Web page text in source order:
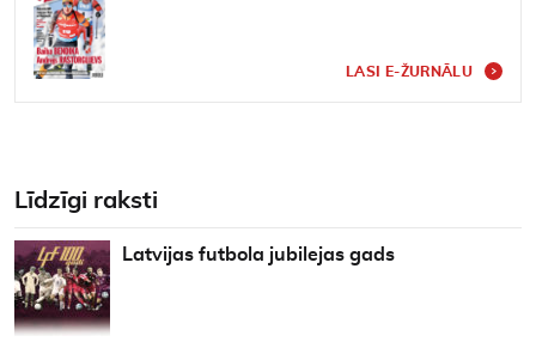
LASI E-ŽURNĀLU
Līdzīgi raksti
Latvijas futbola jubilejas gads